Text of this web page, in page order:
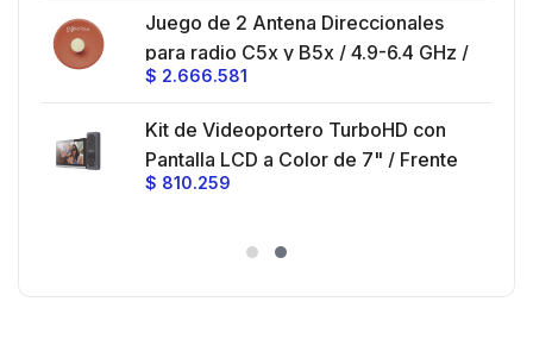
Juego de 2 Antena Direccionales
para radio C5x y B5x / 4.9-6.4 GHz /
Ganancia 27 dBi / Montaje incluido.
$ 2.666.581
Kit de Videoportero TurboHD con
Pantalla LCD a Color de 7" / Frente
de Calle para Exterior de
)130° de Visión (Gran Angular)
$ 810.259